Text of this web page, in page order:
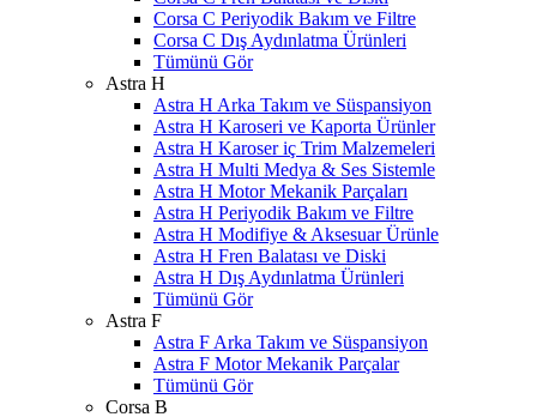
Corsa C Periyodik Bakım ve Filtre
Corsa C Dış Aydınlatma Ürünleri
Tümünü Gör
Astra H
Astra H Arka Takım ve Süspansiyon
Astra H Karoseri ve Kaporta Ürünler
Astra H Karoser iç Trim Malzemeleri
Astra H Multi Medya & Ses Sistemle
Astra H Motor Mekanik Parçaları
Astra H Periyodik Bakım ve Filtre
Astra H Modifiye & Aksesuar Ürünle
Astra H Fren Balatası ve Diski
Astra H Dış Aydınlatma Ürünleri
Tümünü Gör
Astra F
Astra F Arka Takım ve Süspansiyon
Astra F Motor Mekanik Parçalar
Tümünü Gör
Corsa B